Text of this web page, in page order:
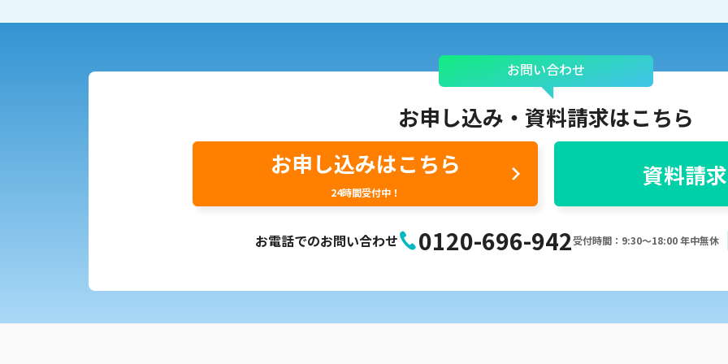
お問い合わせ
お申し込み・ 資料請求はこちら
お申し込みはこちら
24時間受付中！
資料請
お電話でのお問い合わせ 0120-696-942受付時間：9:30〜18:00 年中無休